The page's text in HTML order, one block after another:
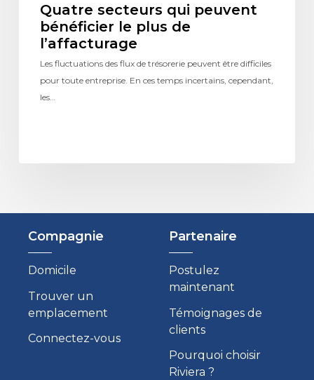
Quatre secteurs qui peuvent
bénéficier le plus de
l’affacturage
Les fluctuations des flux de trésorerie peuvent être difficiles
pour toute entreprise. En ces temps incertains, cependant,
les…
Compagnie
Domicile
Trouver un
emplacement
Connectez-vous
Partenaire
Postulez
maintenant
Témoignages de
clients
Pourquoi choisir
Riviera ?